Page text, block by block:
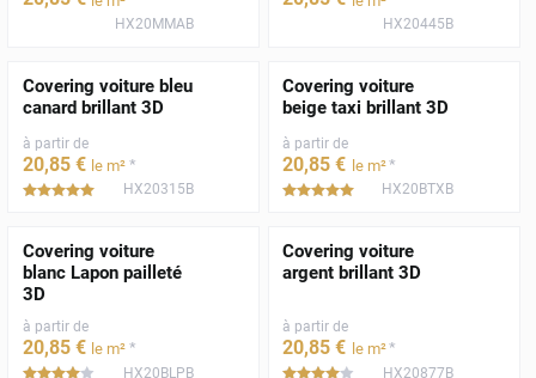
HX20MMAB HX20445B
Covering voiture bleu
canard brillant 3D
à partir de
20,85 € le m² *
*****HX20315B
Covering voiture
beige taxi brillant 3D
à partir de
20,85 € le m²*
*****HX20BTXB
Covering voiture
blanc Lapon pailleté
3D
à partir de
20,85 € le m² *
HX20BLPB
Covering voiture
argent brillant 3D
à partir de
20,85 € le m²*
HX20877B